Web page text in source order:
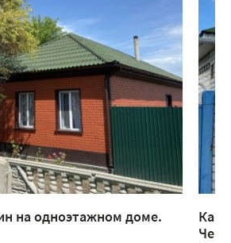
на одноэтажном доме.